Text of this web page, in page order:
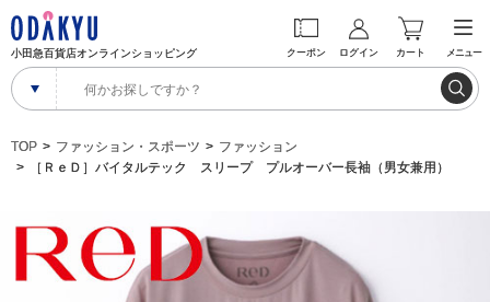
小田急百貨店オンラインショッピング クーポン ログイン カート メニュー
TOP ファッション・スポーツ
ファッション
［ＲｅＤ］バイタルテック スリープ プルオーバー長袖（男女兼用）